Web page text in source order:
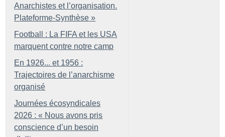
Anarchistes et l’organisation.
Plateforme-Synthèse »
Football : La FIFA et les USA
marquent contre notre camp
En 1926... et 1956 :
Trajectoires de l’anarchisme
organisé
Journées écosyndicales
2026 : « Nous avons pris
conscience d’un besoin